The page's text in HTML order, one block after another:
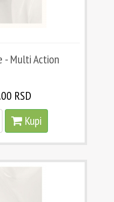
- Multi Action
RSD
Kupi